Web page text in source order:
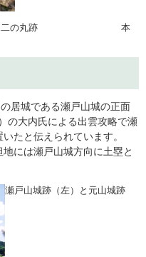
を望む 二の丸跡 本
居城である瀬戸山城の正面
の大内氏による出雲攻略で瀬
たと伝えられています。
には瀬戸山城方向に土塁と
​瀬戸山城跡（左）と元山城跡